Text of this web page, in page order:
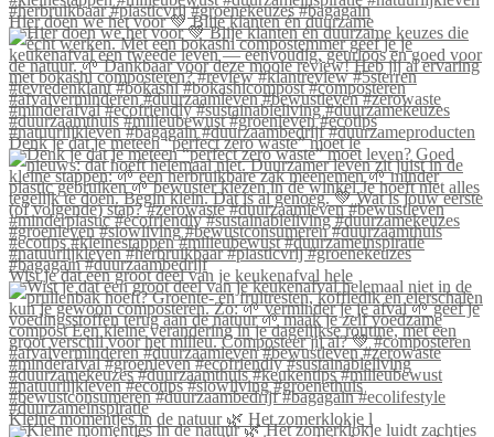
Hier doen we het voor 💚 Blije klanten én duurzame
Denk je dat je meteen “perfect zero waste” moet le
Wist je dat een groot deel van je keukenafval hele
Kleine momentjes in de natuur 🌿 Het zomerklokje l